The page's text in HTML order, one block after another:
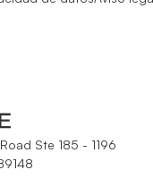
Ste 185 - 1196